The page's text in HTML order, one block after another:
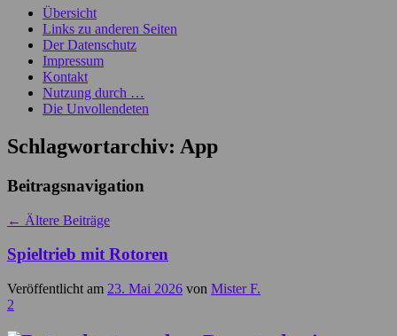
Übersicht
Links zu anderen Seiten
Der Datenschutz
Impressum
Kontakt
Nutzung durch …
Die Unvollendeten
Schlagwortarchiv: App
Beitragsnavigation
← Ältere Beiträge
Spieltrieb mit Rotoren
Veröffentlicht am 23. Mai 2026 von Mister F.
2